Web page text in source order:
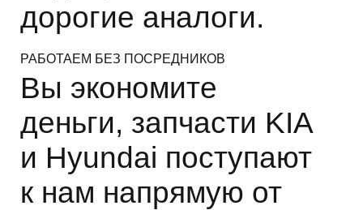
дорогие аналоги.
РАБОТАЕМ БЕЗ ПОСРЕДНИКОВ
Вы экономите
деньги, запчасти KIA
и Hyundai поступают
к нам напрямую от